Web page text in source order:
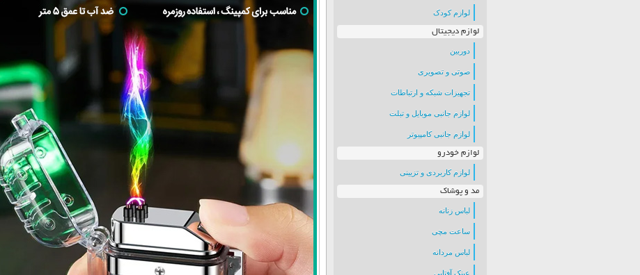
لوازم کودک
لوازم دیجیتال
دوربین
صوتی و تصویری
تجهیزات شبکه و ارتباطات
لوازم جانبی موبایل و تبلت
لوازم جانبی کامپیوتر
لوازم خودرو
لوازم کاربردی و تزیینی
مد و پوشاک
لباس زنانه
ساعت مچی
لباس مردانه
عینک آفتابی